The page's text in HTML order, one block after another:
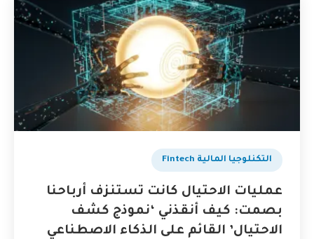
التكنلوجيا المالية Fintech
عمليات الاحتيال كانت تستنزف أرباحنا
بصمت: كيف أنقذني ‘نموذج كشف
الاحتيال’ القائم على الذكاء الاصطناعي